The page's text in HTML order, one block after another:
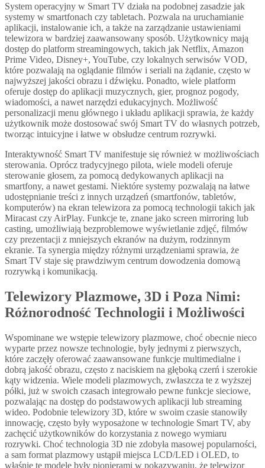
System operacyjny w Smart TV działa na podobnej zasadzie jak
systemy w smartfonach czy tabletach. Pozwala na uruchamianie
aplikacji, instalowanie ich, a także na zarządzanie ustawieniami
telewizora w bardziej zaawansowany sposób. Użytkownicy mają
dostęp do platform streamingowych, takich jak Netflix, Amazon
Prime Video, Disney+, YouTube, czy lokalnych serwisów VOD,
które pozwalają na oglądanie filmów i seriali na żądanie, często w
najwyższej jakości obrazu i dźwięku. Ponadto, wiele platform
oferuje dostęp do aplikacji muzycznych, gier, prognoz pogody,
wiadomości, a nawet narzędzi edukacyjnych. Możliwość
personalizacji menu głównego i układu aplikacji sprawia, że każdy
użytkownik może dostosować swój Smart TV do własnych potrzeb,
tworząc intuicyjne i łatwe w obsłudze centrum rozrywki.
Interaktywność Smart TV manifestuje się również w możliwościach
sterowania. Oprócz tradycyjnego pilota, wiele modeli oferuje
sterowanie głosem, za pomocą dedykowanych aplikacji na
smartfony, a nawet gestami. Niektóre systemy pozwalają na łatwe
udostępnianie treści z innych urządzeń (smartfonów, tabletów,
komputerów) na ekran telewizora za pomocą technologii takich jak
Miracast czy AirPlay. Funkcje te, znane jako screen mirroring lub
casting, umożliwiają bezproblemowe wyświetlanie zdjęć, filmów
czy prezentacji z mniejszych ekranów na dużym, rodzinnym
ekranie. Ta synergia między różnymi urządzeniami sprawia, że
Smart TV staje się prawdziwym centrum dowodzenia domową
rozrywką i komunikacją.
Telewizory Plazmowe, 3D i Poza Nimi:
Różnorodność Technologii i Możliwości
Wspominane we wstępie telewizory plazmowe, choć obecnie nieco
wyparte przez nowsze technologie, były jednymi z pierwszych,
które zaczęły oferować zaawansowane funkcje multimedialne i
dobrą jakość obrazu, często z naciskiem na głęboką czerń i szerokie
kąty widzenia. Wiele modeli plazmowych, zwłaszcza te z wyższej
półki, już w swoich czasach integrowało pewne funkcje sieciowe,
pozwalając na dostęp do podstawowych aplikacji lub streaming
wideo. Podobnie telewizory 3D, które w swoim czasie stanowiły
innowację, często były wyposażone w technologie Smart TV, aby
zachęcić użytkowników do korzystania z nowego wymiaru
rozrywki. Choć technologia 3D nie zdobyła masowej popularności,
a sam format plazmowy ustąpił miejsca LCD/LED i OLED, to
właśnie te modele były pionierami w pokazywaniu, że telewizor